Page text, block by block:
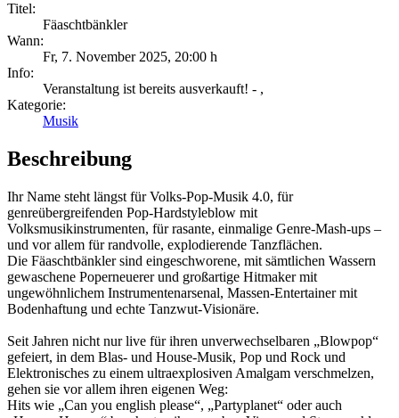
Titel:
Fäaschtbänkler
Wann:
Fr, 7. November 2025, 20:00 h
Info:
Veranstaltung ist bereits ausverkauft! - ,
Kategorie:
Musik
Beschreibung
Ihr Name steht längst für Volks-Pop-Musik 4.0, für
genreübergreifenden Pop-Hardstyleblow mit
Volksmusikinstrumenten, für rasante, einmalige Genre-Mash-ups –
und vor allem für randvolle, explodierende Tanzflächen.
Die Fäaschtbänkler sind eingeschworene, mit sämtlichen Wassern
gewaschene Poperneuerer und großartige Hitmaker mit
ungewöhnlichem Instrumentenarsenal, Massen-Entertainer mit
Bodenhaftung und echte Tanzwut-Visionäre.
Seit Jahren nicht nur live für ihren unverwechselbaren „Blowpop“
gefeiert, in dem Blas- und House-Musik, Pop und Rock und
Elektronisches zu einem ultraexplosiven Amalgam verschmelzen,
gehen sie vor allem ihren eigenen Weg:
Hits wie „Can you english please“, „Partyplanet“ oder auch